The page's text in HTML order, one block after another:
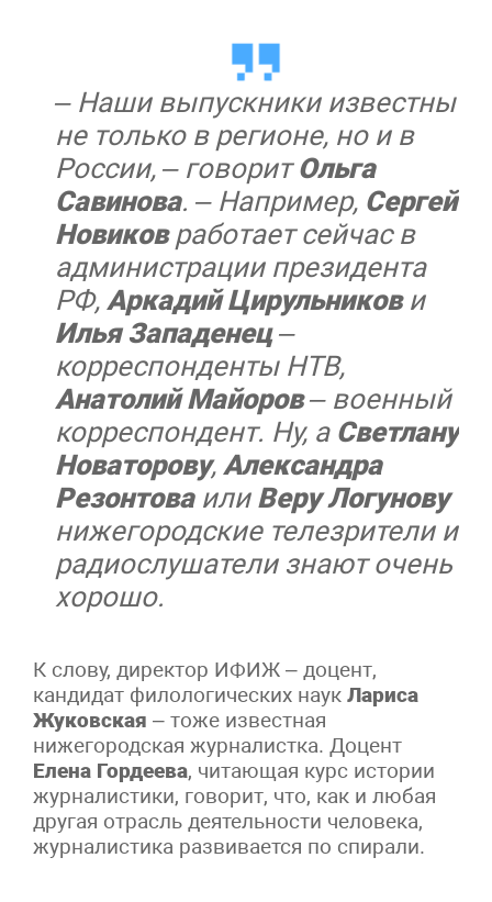
– Наши выпускники известны
не только в регионе, но и в
России, – говоритОльга
Савинова. – Например, Сергей
Новиковработает сейчас в
администрации президента
РФ, Аркадий Цирульникови
Илья Западенец–
корреспонденты НТВ,
Анатолий Майоров– военный
корреспондент. Ну, а Светлану
Новаторову, Александра
Резонтоваили Веру Логунову
нижегородские телезрители и
радиослушатели знают очень
хорошо.
К слову, директор ИФИЖ – доцент,
кандидат филологических наук Лариса
Жуковская – тоже известная
нижегородская журналистка. Доцент
Елена Гордеева, читающая курс истории
журналистики, говорит, что, как и любая
другая отрасль деятельности человека,
журналистика развивается по спирали.